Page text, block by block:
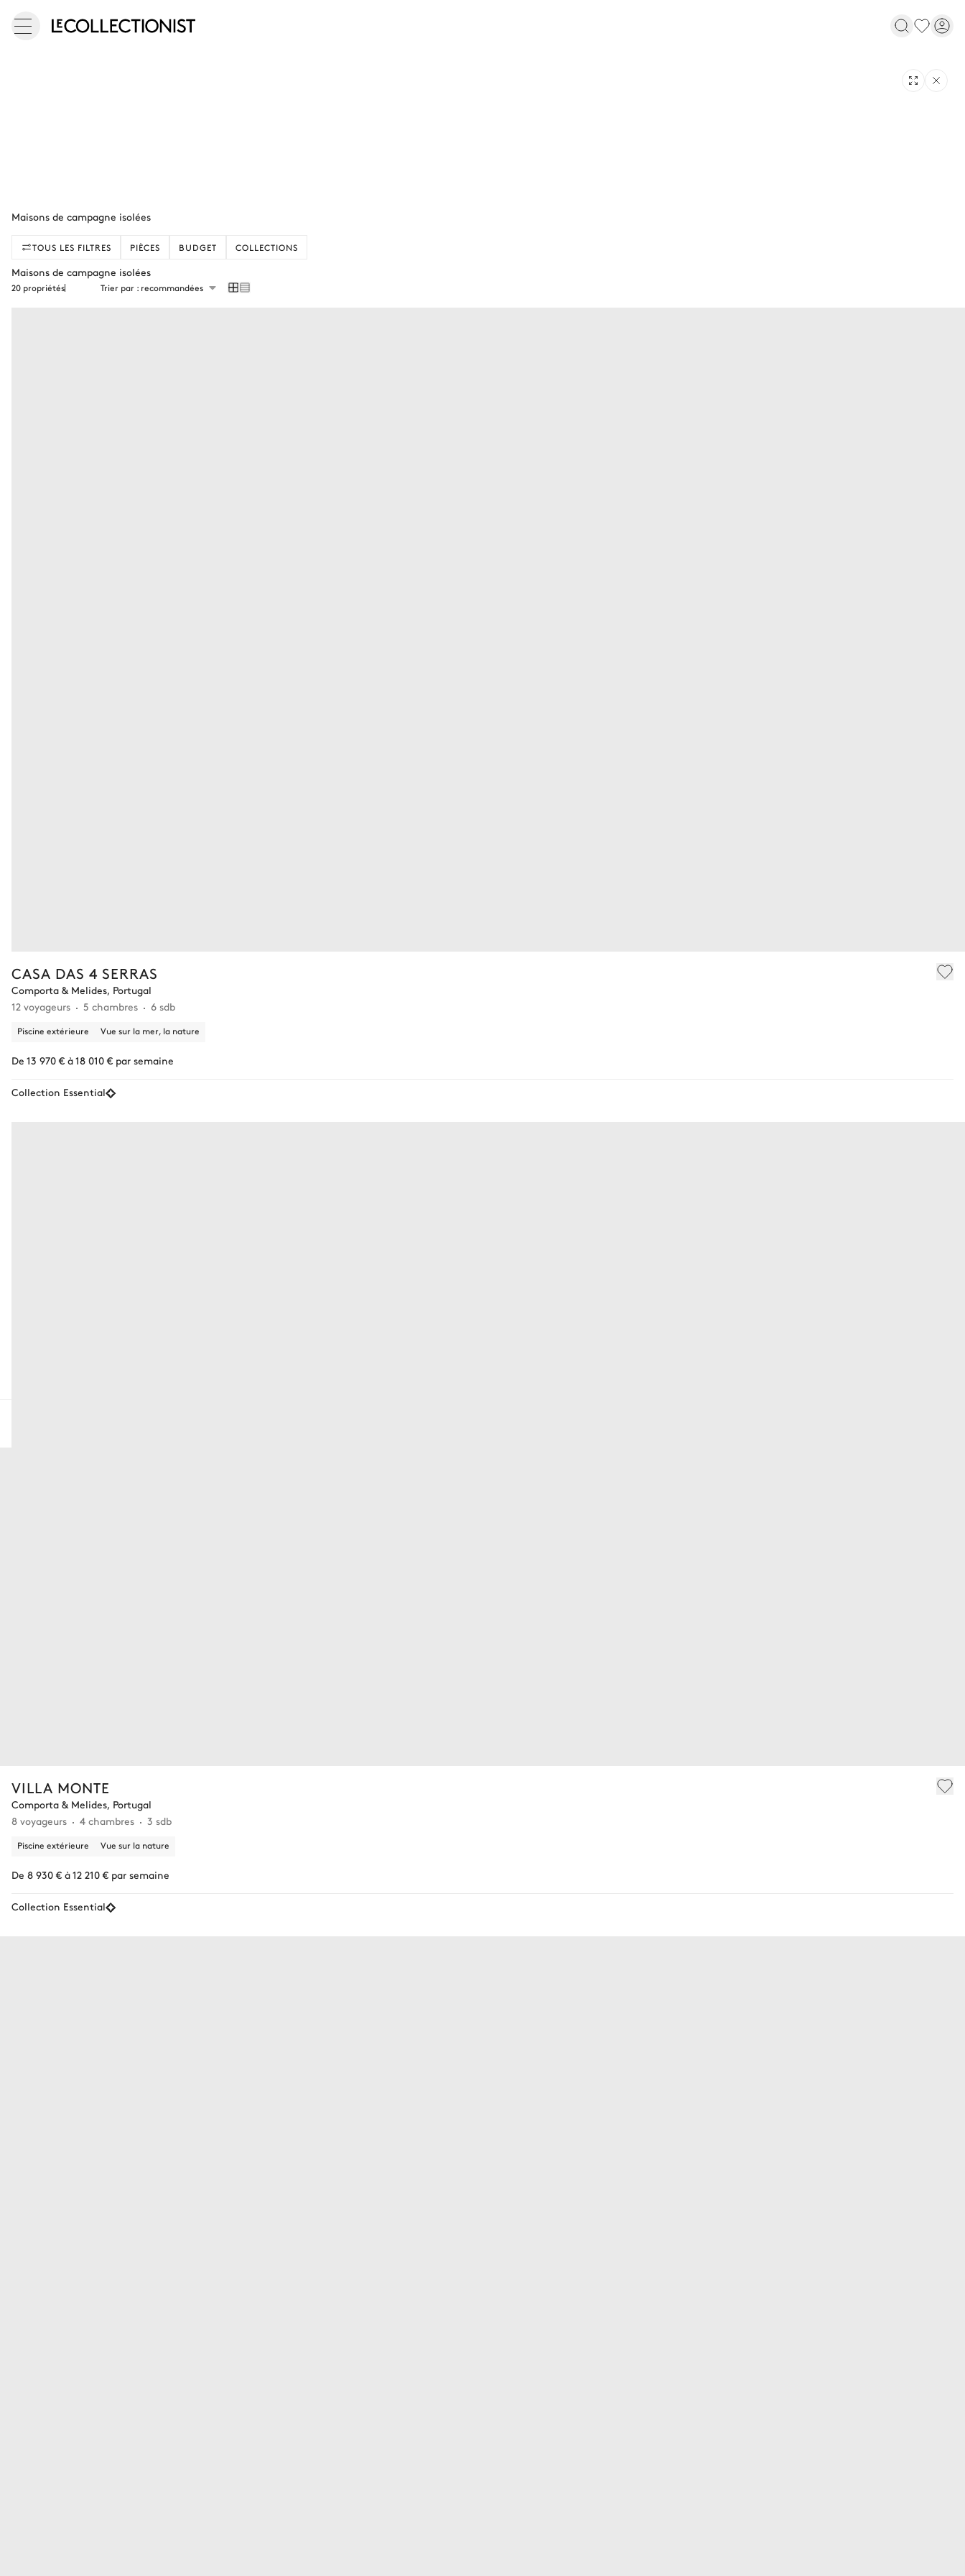
TOUS LES FILTRES PIÈCES BUDGET COLLECTIONS
Maisons de campagne isolées
20 propriétés Trier par : recommandées
CASA DAS 4 SERRAS
Comporta & Melides, Portugal
12 voyageurs
5 chambres 6 sdb
Piscine extérieure Vue sur la mer, la nature
De 13 970 € à 18 010 € par semaine
Collection Essential
VILLA MONTE
Comporta & Melides, Portugal
8 voyageurs
4 chambres 3 sdb
Piscine extérieure Vue sur la nature
De 8 930 € à 12 210 € par semaine
Collection Essential
Maisons de campagne isolées